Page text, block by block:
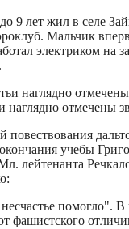
9 лет жил в селе
Мальчик
электриком на
наглядно отмечены
повествования
учебы
лейтенанта
помогло".
фашистского